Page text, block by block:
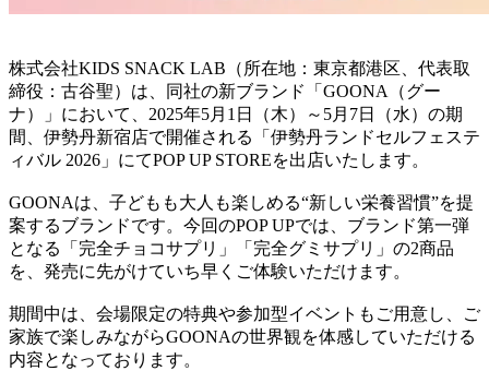
株式会社KIDS SNACK LAB（所在地：東京都港区、代表取
締役：古谷聖）は、同社の新ブランド「GOONA（グー
ナ）」において、2025年5月1日（木）～5月7日（水）の期
間、伊勢丹新宿店で開催される「伊勢丹ランドセルフェステ
ィバル 2026」にてPOP UP STOREを出店いたします。
GOONAは、子どもも大人も楽しめる“新しい栄養習慣”を提
案するブランドです。今回のPOP UPでは、ブランド第一弾
となる「完全チョコサプリ」「完全グミサプリ」の2商品
を、発売に先がけていち早くご体験いただけます。
期間中は、会場限定の特典や参加型イベントもご用意し、ご
家族で楽しみながらGOONAの世界観を体感していただける
内容となっております。